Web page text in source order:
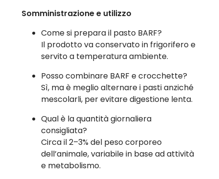
Somministrazione e utilizzo
Come si prepara il pasto BARF?
Il prodotto va conservato in frigorifero e
servito a temperatura ambiente.
Posso combinare BARF e crocchette?
Sì, ma è meglio alternare i pasti anziché
mescolarli, per evitare digestione lenta.
Qual è la quantità giornaliera
consigliata?
Circa il 2–3% del peso corporeo
dell’animale, variabile in base ad attività
e metabolismo.